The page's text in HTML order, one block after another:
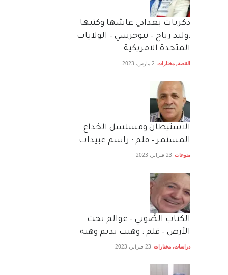
دكريات بغداد ٍ: عاشها وكتبها
:وليد رباح – نيوجرسي – الولايات
المتحدة الامريكية
القصة, مختارات 2 مارس، 2023
الاستيطان ومسلسل الخداع
المستمر – قلم : راسم عبيدات
منوعات 23 فبراير، 2023
الكتاب الصَّوتي – عوالم تحت
الأرض – قلم : وهيب نديم وهبه
دراسات, مختارات 23 فبراير، 2023